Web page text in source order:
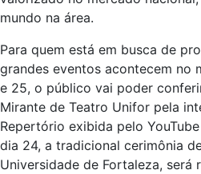
mundo na área.
Para quem está em busca de
grandes eventos acontecem no
e 25, o público vai poder
Mirante de Teatro Unifor pela
Repertório exibida pelo
dia 24, a tradicional cerimônia
Universidade de Fortaleza,